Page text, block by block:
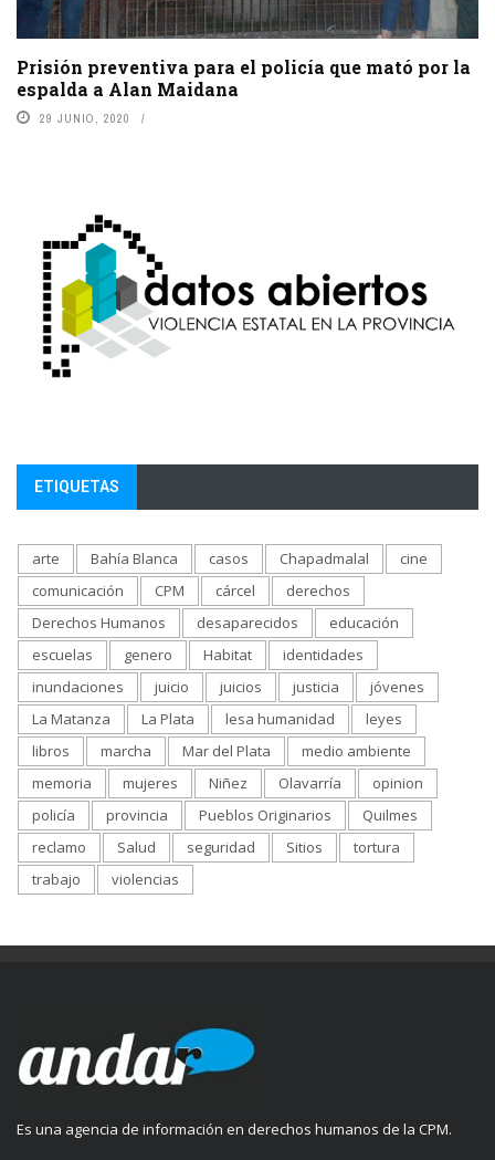
Prisión preventiva para el policía que mató por la
espalda a Alan Maidana
29 JUNIO, 2020
ETIQUETAS
arte Bahía Blanca casos Chapadmalal
cine
comunicación
CPM cárcel
derechos
Derechos Humanos
desaparecidos
educación
escuelas
genero Habitat
identidades
inundaciones
juicio juicios justicia
jóvenes
La Matanza
La Plata lesa humanidad
leyes
libros
marcha Mar del Plata
medio ambiente
memoria
mujeres Niñez Olavarría
opinion
policía
provincia Pueblos Originarios
Quilmes
reclamo
Salud seguridad Sitios
tortura
trabajo
violencias
Es una agencia de información en derechos humanos de la CPM.